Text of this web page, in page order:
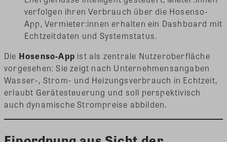
verfolgen ihren Verbrauch über die Hosenso-
App, Vermieter:innen erhalten ein Dashboard mit
Echtzeitdaten und Systemstatus.
Die Hosenso-App ist als zentrale Nutzeroberfläche
vorgesehen: Sie zeigt nach Unternehmensangaben
Wasser-, Strom- und Heizungsverbrauch in Echtzeit,
erlaubt Gerätesteuerung und soll perspektivisch
auch dynamische Strompreise abbilden.